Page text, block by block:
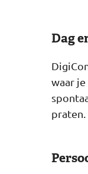
Dag
waar
praten.